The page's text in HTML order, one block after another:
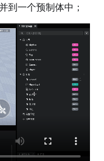
到一个预制体中；